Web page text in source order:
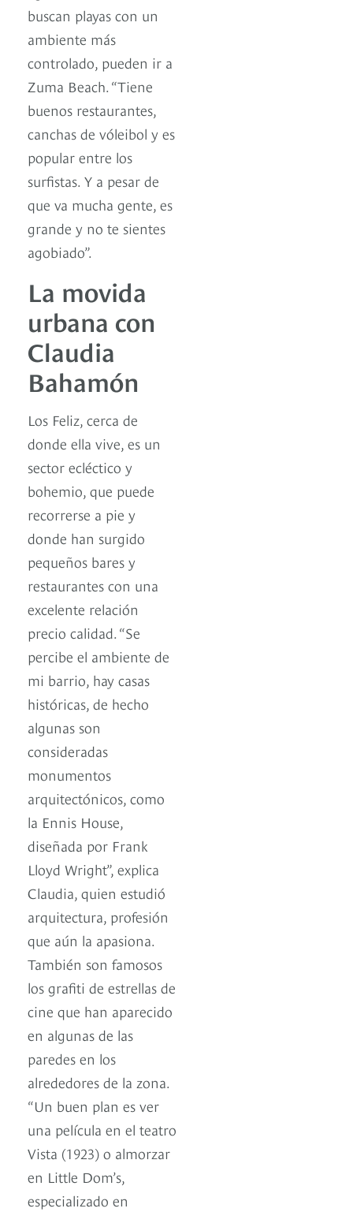
buscan playas con un
ambiente más
controlado, pueden ir a
Zuma Beach. “Tiene
buenos restaurantes,
canchas de vóleibol y es
popular entre los
surfistas. Y a pesar de
que va mucha gente, es
grande y no te sientes
agobiado”.
La movida
urbana con
Claudia
Bahamón
Los Feliz, cerca de
donde ella vive, es un
sector ecléctico y
bohemio, que puede
recorrerse a pie y
donde han surgido
pequeños bares y
restaurantes con una
excelente relación
precio calidad. “Se
percibe el ambiente de
mi barrio, hay casas
históricas, de hecho
algunas son
consideradas
monumentos
arquitectónicos, como
la Ennis House,
diseñada por Frank
Lloyd Wright”, explica
Claudia, quien estudió
arquitectura, profesión
que aún la apasiona.
También son famosos
los grafiti de estrellas de
cine que han aparecido
en algunas de las
paredes en los
alrededores de la zona.
“Un buen plan es ver
una película en el teatro
Vista (1923) o almorzar
en Little Dom’s,
especializado en